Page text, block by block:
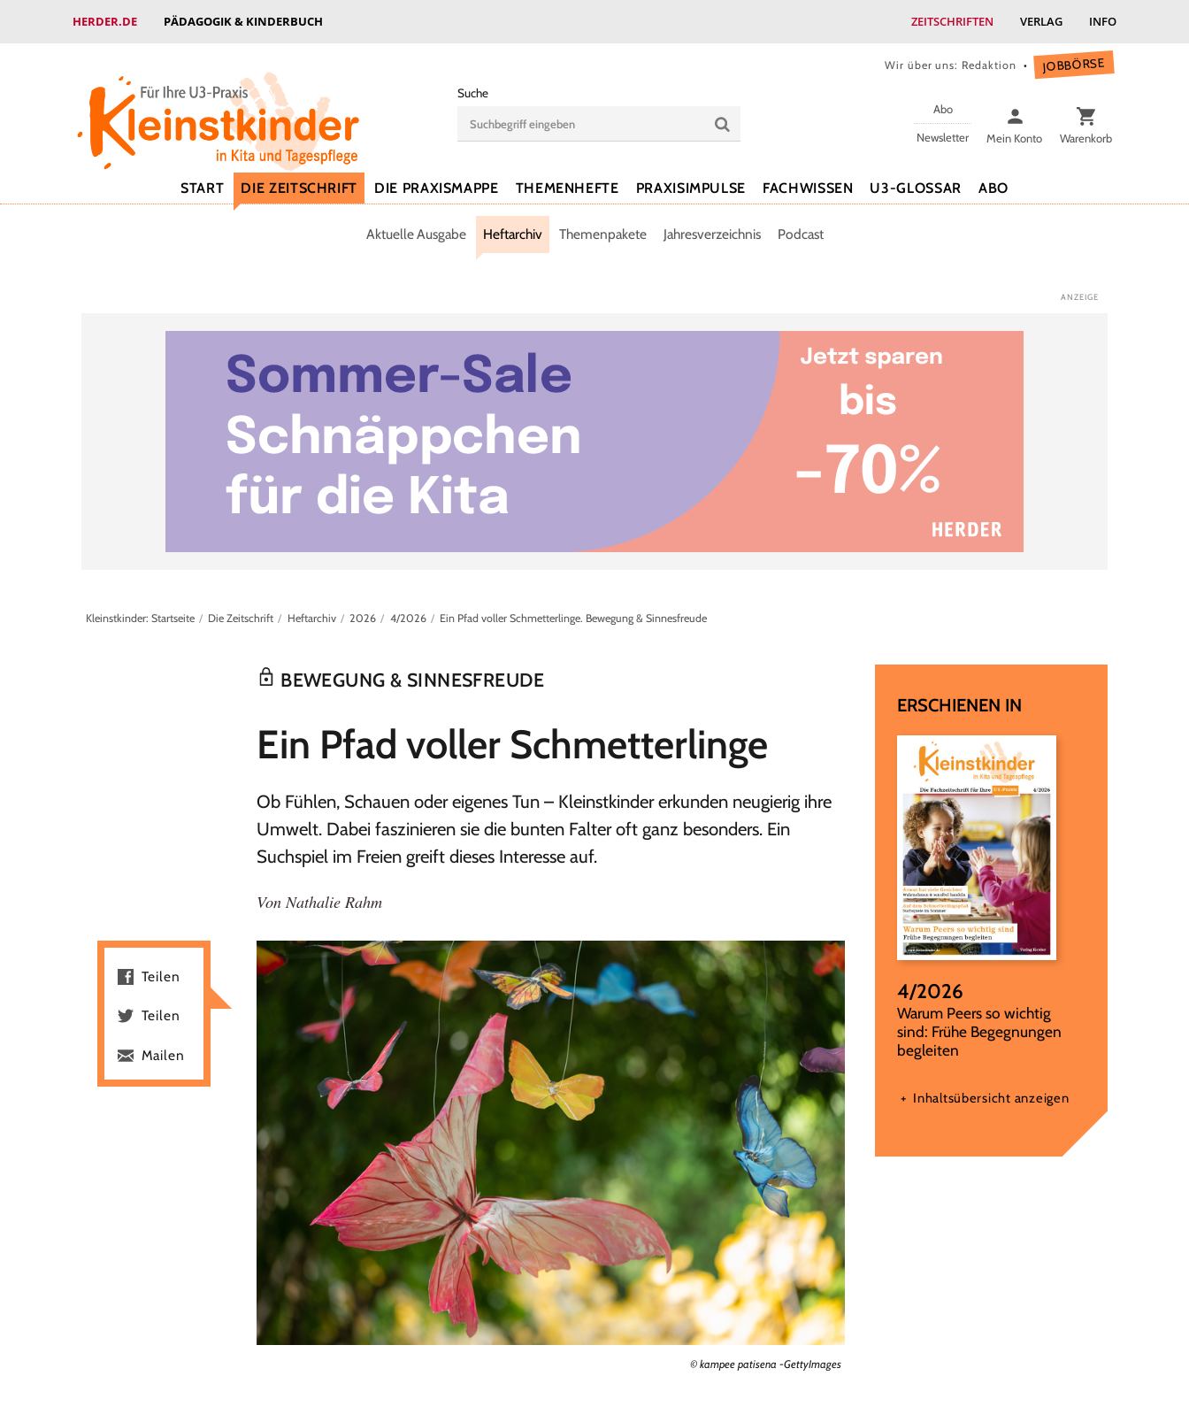
HERDER.DE PÄDAGOGIK & KINDERBUCH ZEITSCHRIFTEN VERLAG INFO
Wir über uns: Redaktion JOBBÖRSE
Suche
Abo
Newsletter
Mein Konto Warenkorb
START DIE ZEITSCHRIFT DIE PRAXISMAPPE THEMENHEFTE PRAXISIMPULSE FACHWISSEN U3-GLOSSAR ABO
Aktuelle Ausgabe Heftarchiv Themenpakete Jahresverzeichnis Podcast
Kleinstkinder: Startseite Die Zeitschrift Heftarchiv 2026 4/2026 Ein Pfad voller Schmetterlinge. Bewegung & Sinnesfreude
BEWEGUNG & SINNESFREUDE
:
Ein Pfad voller Schmetterlinge
Ob Fühlen, Schauen oder eigenes Tun – Kleinstkinder erkunden neugierig ihre
Umwelt. Dabei faszinieren sie die bunten Falter oft ganz besonders. Ein
Suchspiel im Freien greift dieses Interesse auf.
VonNathalie Rahm
© kampee patisena -GettyImages
Teilen
Teilen
Mailen
ERSCHIENEN IN
4/2026
:
Warum Peers so wichtig
sind: Frühe Begegnungen
begleiten
Inhaltsübersicht anzeigen